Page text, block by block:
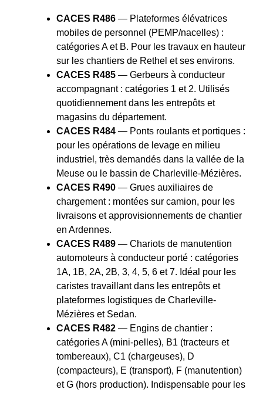
CACES R486 — Plateformes élévatrices
mobiles de personnel (PEMP/nacelles) :
catégories A et B. Pour les travaux en hauteur
sur les chantiers de Rethel et ses environs.
CACES R485 — Gerbeurs à conducteur
accompagnant : catégories 1 et 2. Utilisés
quotidiennement dans les entrepôts et
magasins du département.
CACES R484 — Ponts roulants et portiques :
pour les opérations de levage en milieu
industriel, très demandés dans la vallée de la
Meuse ou le bassin de Charleville-Mézières.
CACES R490 — Grues auxiliaires de
chargement : montées sur camion, pour les
livraisons et approvisionnements de chantier
en Ardennes.
CACES R489 — Chariots de manutention
automoteurs à conducteur porté : catégories
1A, 1B, 2A, 2B, 3, 4, 5, 6 et 7. Idéal pour les
caristes travaillant dans les entrepôts et
plateformes logistiques de Charleville-
Mézières et Sedan.
CACES R482 — Engins de chantier :
catégories A (mini-pelles), B1 (tracteurs et
tombereaux), C1 (chargeuses), D
(compacteurs), E (transport), F (manutention)
et G (hors production). Indispensable pour les